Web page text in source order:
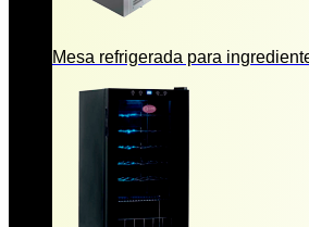
Mesa refrigerada para